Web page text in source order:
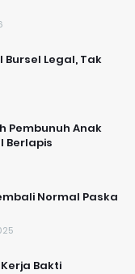
Bursel Legal, Tak
Pembunuh Anak
Berlapis
Normal Paska
Bakti